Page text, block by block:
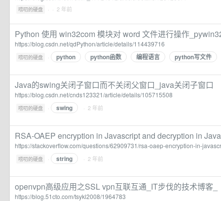
唠叨的硬盘 · · 2 年前
Python 使用 win32com 模块对 word 文件进行操作
https://blog.csdn.net/qdPython/article/details/114439716
唠叨的硬盘 · python python函数 编程语言 python写文件
Java的swing关闭子窗口而不关闭父窗口_java关闭子窗口
https://blog.csdn.net/cnds123321/article/details/105715508
唠叨的硬盘 · swing · 2 年前
RSA-OAEP encryption in Javascript and decryption in
https://stackoverflow.com/questions/62909731/rsa-oaep-encryption-in-
唠叨的硬盘 · string · 2 年前
openvpn高级应用之SSL vpn互联互通_IT步伐的技术博客_
https://blog.51cto.com/tsykl2008/1964783